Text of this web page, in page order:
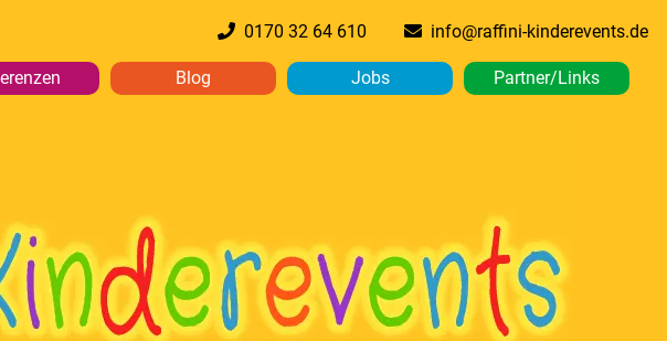
0170 32 64 610 info@raffini-kinderevents.de
Blog Jobs Partner/Links